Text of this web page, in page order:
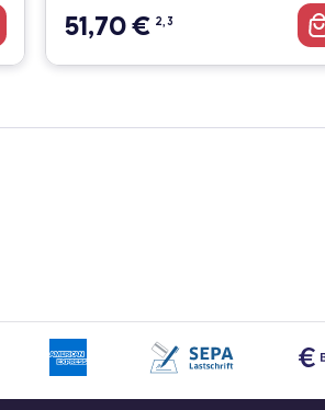
51,70€ 2, 3